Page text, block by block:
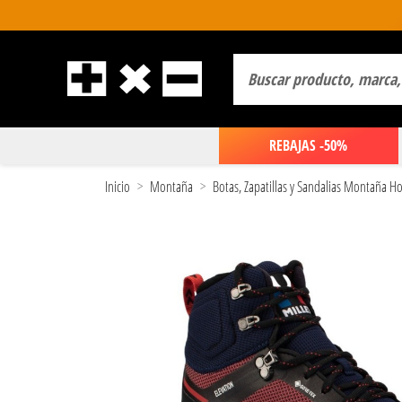
REBAJAS -50%
Inicio Montaña Botas, Zapatillas y Sandalias Montaña